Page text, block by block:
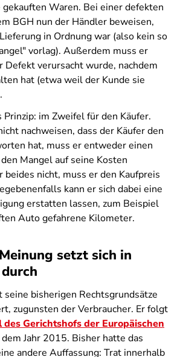
Waren. Bei einer defekten
BGH nun der Händler beweisen,
in Ordnung war (also kein so
vorlag). Außerdem muss er
Defekt verursacht wurde, nachdem
hat (etwa weil der Kunde sie
im Zweifel für den Käufer.
nachweisen, dass der Käufer den
hat, muss er entweder einen
Mangel auf seine Kosten
beides nicht, muss er den Kaufpreis
kann er sich dabei eine
erstatten lassen, zum Beispiel
Auto gefahrene Kilometer.
setzt sich in
seine bisherigen Rechtsgrundsätze
zugunsten der Verbraucher. Er folgt
des Gerichtshofs der Europäischen
dem Jahr 2015. Bisher hatte das
andere Auffassung: Trat innerhalb